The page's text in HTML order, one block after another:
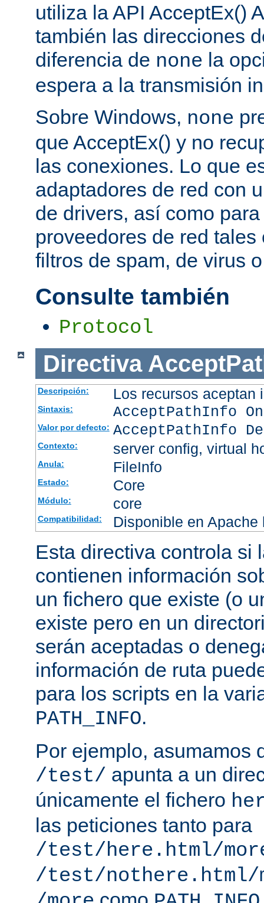
utiliza la API AcceptEx()
también las direcciones
diferencia de none la
espera a la transmisión
Sobre Windows, none
que AcceptEx() y no
las conexiones. Lo que
adaptadores de red con
de drivers, así como
proveedores de red
filtros de spam, de virus
Consulte también
Protocol
Directiva
Descripción: Los recursos aceptan
Sintaxis: AcceptPathInfo
Valor por defecto: AcceptPathInfo
Contexto: server config, virtual
Anula: FileInfo
Estado: Core
Módulo: core
Compatibilidad: Disponible en
Esta directiva controla si
contienen información
un fichero que existe (o
existe pero en un
serán aceptadas o
información de ruta
para los scripts en la
PATH_INFO.
Por ejemplo, asumamos
/test/ apunta a un
únicamente el fichero
las peticiones tanto para
/test/here.html/
/test/nothere.html/